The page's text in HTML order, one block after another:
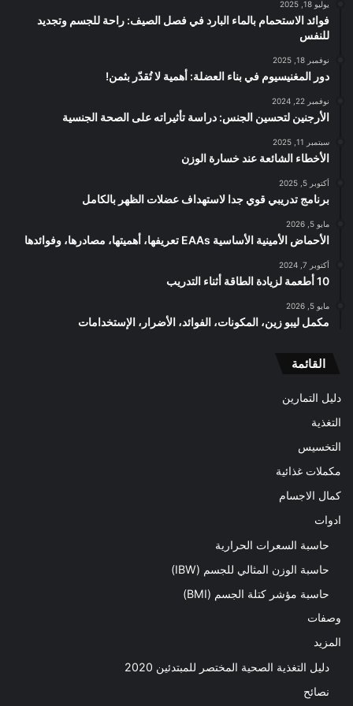
يوليو 18, 2025
فوائد الاستحمام بالماء البارد في فصل الصيف: راحة للجسم وتجديد
للنفس
نوفمبر 18, 2025
دور المغنيسيوم في بناء العضلة: أهمية لا تُقدّر بثمن!
نوفمبر 22, 2024
الأرجنين لتحسين الجنس: دراسة تأثيراته على الصحة الجنسية
سبتمبر 11, 2025
الأخطاء الشائعة عند خسارة الوزن
أكتوبر 5, 2025
برنامج تدريبي قوي جدا لاستهداف عضلات الظهر بالكامل
مايو 5, 2026
الأحماض الأمينية الأساسية EAAs تعريفها، أهميتها، مصادرها، وفوائدها
أكتوبر 7, 2024
10 أطعمة لزيادة الطاقة أثناء التدريب
مايو 5, 2026
مكمل ليبو زين، المكونات، الفوائد، الأضرار، الإستخدامات
القائمة
دليل التمارين
التغذية
التخسيس
مكملات غذائية
كمال الاجسام
ادوات
حاسبة السعرات الحرارية
حاسبة الوزن المثالي للجسم (IBW)
حاسبة مؤشر كتلة الجسم (BMI)
وصفات
المزيد
دليل التغذية الصحية المختصر للمبتدئين 2020​
نصائح